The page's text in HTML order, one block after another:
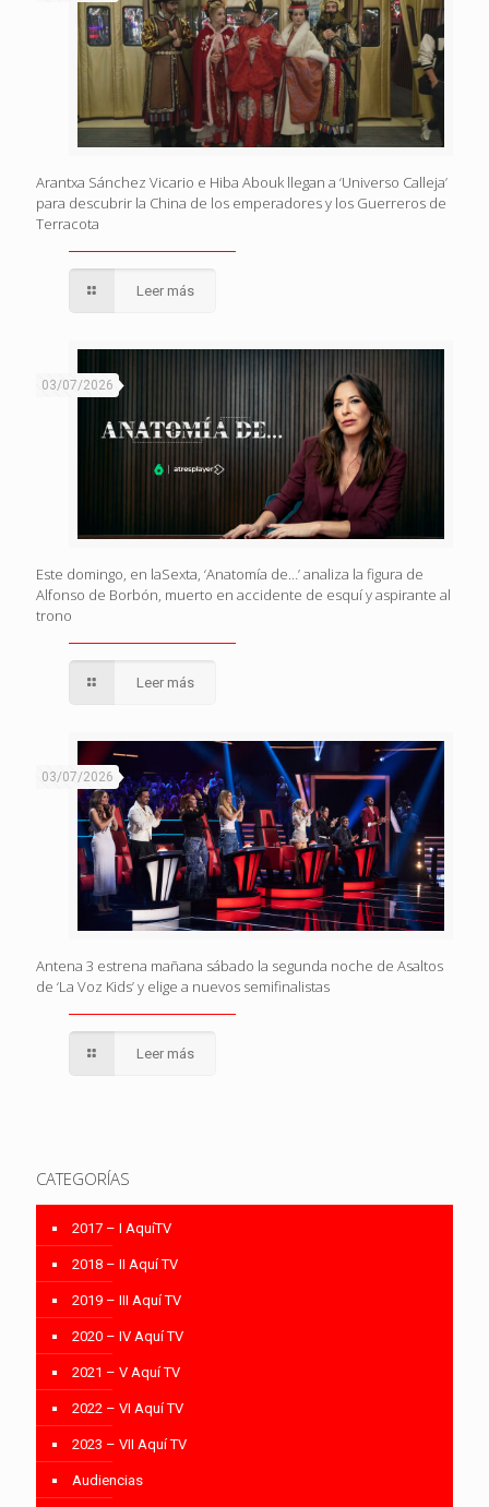
Arantxa Sánchez Vicario e Hiba Abouk llegan a ‘Universo Calleja’
para descubrir la China de los emperadores y los Guerreros de
Terracota
Leer más
03/07/2026
Este domingo, en laSexta, ‘Anatomía de…’ analiza la figura de
Alfonso de Borbón, muerto en accidente de esquí y aspirante al
trono
Leer más
03/07/2026
Antena 3 estrena mañana sábado la segunda noche de Asaltos
de ‘La Voz Kids’ y elige a nuevos semifinalistas
Leer más
CATEGORÍAS
2017 – I AquíTV
2018 – II Aquí TV
2019 – III Aquí TV
2020 – IV Aquí TV
2021 – V Aquí TV
2022 – VI Aquí TV
2023 – VII Aquí TV
Audiencias